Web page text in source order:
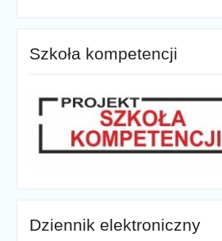
Szkoła kompetencji
Dziennik elektroniczny